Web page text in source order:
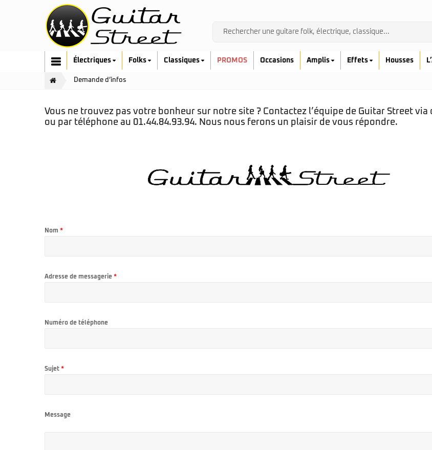
Sire Larry Carlton
Yamaha
Fender
Ibanez
Prodipe
Électriques Folks Classiques PROMOS Occasions Amplis Effets Housses
Demande d’infos
Vous ne trouvez pas votre bonheur sur notre site ? Contactez l’équipe de Guitar Street
ou par téléphone au 01.44.84.93.94. Nous nous ferons un plaisir de vous répondre.
Nom *
Adresse de messagerie *
Numéro de téléphone
Sujet *
Message